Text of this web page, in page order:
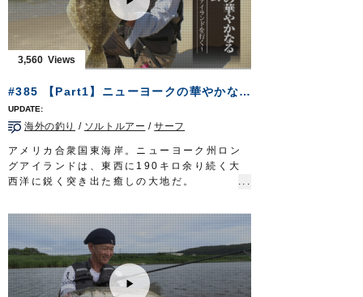
週金曜日 23時～23時15分
http://creativeoffice-chie.com/
OWNERMOVIEhttp://ownertv.jp/
オーナーばりwebsite
http://www.owner.co.jp
3,560
#385 【Part1】ニューヨークの華やかなるショアゲーム～ヒラメを求めてロングアイランドを行く～
海外の釣り / ソルトルアー /サーフ
アメリカ合衆国東海岸。ニューヨーク州ロン
グアイランドは、東西に190キロ余り続く大
西洋に鋭く突き出た癒しの大地だ。
され、釣りのターゲットとなる魚種も数多
い。
都会のオアシスでゲームに興じるのは堀田光
哉さん。ショアからのソルトルアーの醍醐味
を発信し続けてきた。
海鳥騒ぐロングアイランドのサーフから狙う